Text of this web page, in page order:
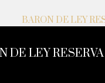
DE LEY RESERVA